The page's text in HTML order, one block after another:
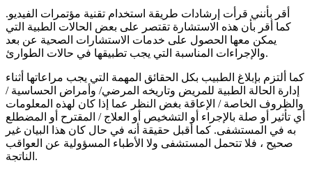
أقر بأنني قرأت إرشادات طريقة استخدام تقنية مؤتمرات الفيديو.
كما أقر بأن هذه الاستشارة تقتصر على بعض الحالات الطبية التي
يمكن معها الحصول على خدمات الاستشارات الصحية عن بعد
والإجراءات المناسبة التي يجب تطبيقها في حالات الطوارئ.
كما ألتزم بإبلاغ الطبيب بكل الحقائق المهمة التي يجب مراعاتها أثناء
إدارة الحالة الطبية للمريض وتاريخه المرضي/ وأمراض الحساسية /
والظروف الخاصة / الإعاقة بغض النظر عما إذا كان لهذه المعلومات
أي تأثير أو صلة بالإجراء أو التشخيص أو العلاج / المقترح أو المضطلع
به في المستشفى. كما أقبل حقيقة أنه في حال كان هذا البيان غير
صحيح ، فلا تتحمل المستشفى ولا الأطباء المسؤولية عن العواقب
الناتجة.